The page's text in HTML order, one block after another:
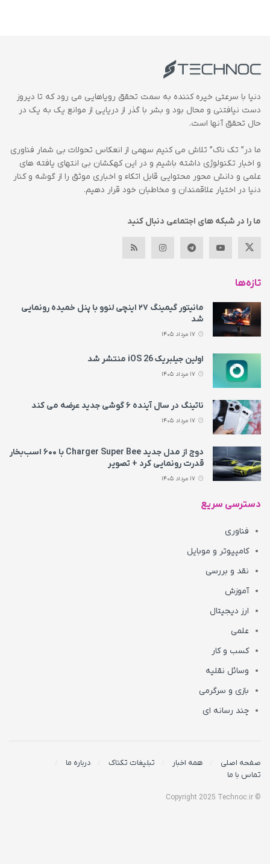
دنیا با سرعتی خیره کننده به سمت تحقق رویاهایی می رود که تا دیروز
دست نیافتنی و محال بود و بشر با گذر از دریایی از موانع یک به یک در
حال تحقق آنها است.
ما در” تک ناک” تلاش می کنیم سهمی از انعکاس تحولات بی شمار فناوری
و اخبار تکنولوژی داشته باشیم و در این کهکشان بی انتهای یافته های
علمی و دانش محور محتوایی قابل اتکاء و اخباری موثق را از گوشه و کنار
دنیا در اختیار علاقمندان و مخاطبان خود قرار دهیم.
ما را در شبکه های اجتماعی دنبال کنید
تازه‌ها
مانیتور گیمینگ ۲۷ اینچی لنوو با پنل خمیده رونمایی
شد
اولین جیلبریک iOS 26 منتشر شد
ناتینگ در سال آینده ۶ گوشی جدید عرضه می‌ کند
دوج از مدل جدید Charger Super Bee با ۶۰۰ اسب‌بخار
قدرت رونمایی کرد + تصویر
دسترسی سریع
فناوری
کامپیوتر و موبایل
نقد و بررسی
آموزش
ارز دیجیتال
علمی
کسب و کار
وسائل نقلیه
بازی و سرگرمی
چند رسانه ای
صفحه اصلی همه اخبار تبلیغات تکناک
درباره ما
تماس با ما
© Copyright 2025 Technoc.ir